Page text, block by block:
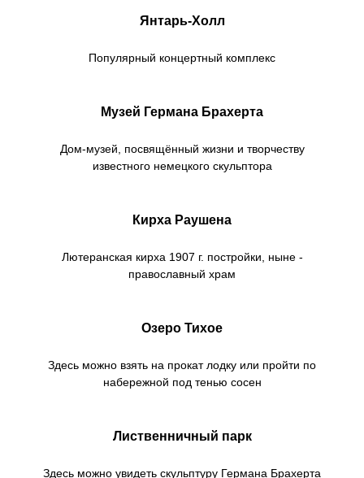
Янтарь-Холл
Популярный концертный комплекс
Музей Германа Брахерта
Дом-музей, посвящённый жизни и творчеству
известного немецкого скульптора
Кирха Раушена
Лютеранская кирха 1907 г. постройки, ныне -
православный храм
Озеро Тихое
Здесь можно взять на прокат лодку или пройти по
набережной под тенью сосен
Лиственничный парк
Здесь можно увидеть скульптуру Германа Брахерта